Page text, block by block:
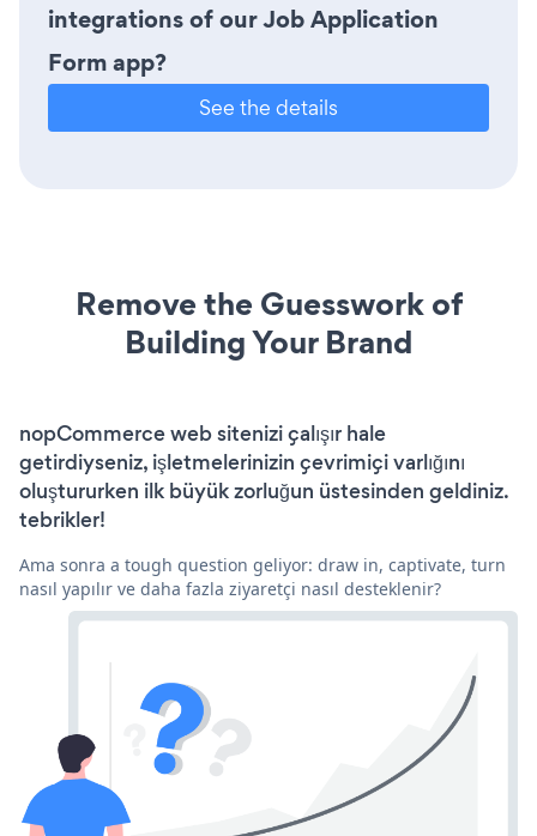
integrations of our Job Application
Form app?
See the details
Remove the Guesswork of
Building Your Brand
nopCommerce web sitenizi çalışır hale
getirdiyseniz, işletmelerinizin çevrimiçi varlığını
oluştururken ilk büyük zorluğun üstesinden geldiniz.
tebrikler!
Ama sonra a tough question geliyor: draw in, captivate, turn
nasıl yapılır ve daha fazla ziyaretçi nasıl desteklenir?